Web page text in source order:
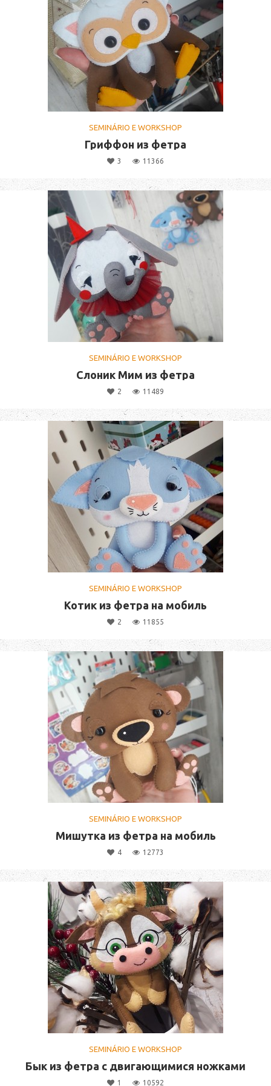
SEMINÁRIO E WORKSHOP
Гриффон из фетра
3 11366
SEMINÁRIO E WORKSHOP
Слоник Мим из фетра
2 11489
SEMINÁRIO E WORKSHOP
Котик из фетра на мобиль
2 11855
SEMINÁRIO E WORKSHOP
Мишутка из фетра на мобиль
4 12773
SEMINÁRIO E WORKSHOP
Бык из фетра с двигающимися ножками
1 10592